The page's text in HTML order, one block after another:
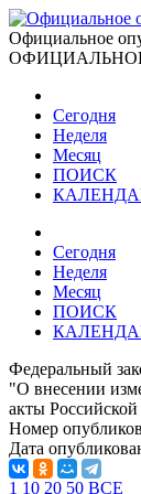
Официальное
Сегодня
Неделя
Месяц
ПОИСК
Сегодня
Неделя
Месяц
ПОИСК
Федеральный
"О внесении
акты
Номер
Дата
1 10 20 50 ВСЕ